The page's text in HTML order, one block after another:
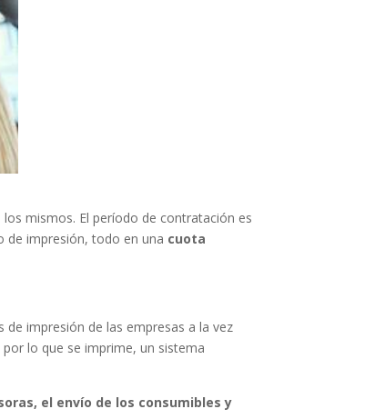
mismos. El período de contratación es
de impresión, todo en una cuota
de impresión de las empresas a la vez
lo que se imprime, un sistema
el envío de los consumibles y